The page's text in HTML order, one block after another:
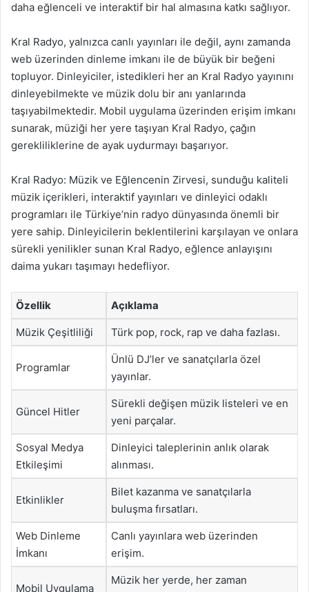
daha eğlenceli ve interaktif bir hal almasına katkı sağlıyor.
Kral Radyo, yalnızca canlı yayınları ile değil, aynı zamanda
web üzerinden dinleme imkanı ile de büyük bir beğeni
topluyor. Dinleyiciler, istedikleri her an Kral Radyo yayınını
dinleyebilmekte ve müzik dolu bir anı yanlarında
taşıyabilmektedir. Mobil uygulama üzerinden erişim imkanı
sunarak, müziği her yere taşıyan Kral Radyo, çağın
gerekliliklerine de ayak uydurmayı başarıyor.
Kral Radyo: Müzik ve Eğlencenin Zirvesi, sunduğu kaliteli
müzik içerikleri, interaktif yayınları ve dinleyici odaklı
programları ile Türkiye’nin radyo dünyasında önemli bir
yere sahip. Dinleyicilerin beklentilerini karşılayan ve onlara
sürekli yenilikler sunan Kral Radyo, eğlence anlayışını
daima yukarı taşımayı hedefliyor.
Özellik Açıklama
Müzik Çeşitliliği Türk pop, rock, rap ve daha fazlası.
Programlar
Ünlü DJ’ler ve sanatçılarla özel
yayınlar.
Güncel Hitler
Sürekli değişen müzik listeleri ve en
yeni parçalar.
Sosyal Medya
Etkileşimi
Dinleyici taleplerinin anlık olarak
alınması.
Etkinlikler
Bilet kazanma ve sanatçılarla
buluşma fırsatları.
Web Dinleme
İmkanı
Canlı yayınlara web üzerinden
erişim.
Mobil Uygulama
Müzik her yerde, her zaman